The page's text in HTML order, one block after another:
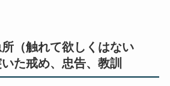
所（触れて欲しくはない
た戒め、忠告、教訓